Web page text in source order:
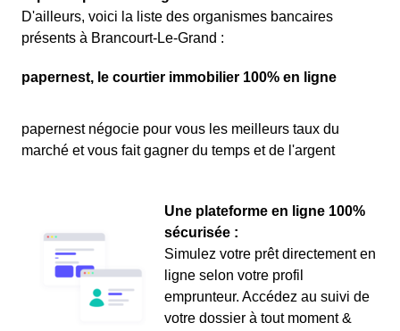
D'ailleurs, voici la liste des organismes bancaires
présents à Brancourt-Le-Grand :
papernest, le courtier immobilier 100% en ligne
papernest négocie pour vous les meilleurs taux du
marché et vous fait gagner du temps et de l'argent
Une plateforme en ligne 100%
sécurisée :
Simulez votre prêt directement en
ligne selon votre profil
emprunteur. Accédez au suivi de
votre dossier à tout moment &